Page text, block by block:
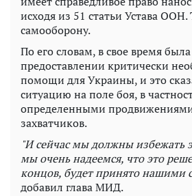
исходя из 51 статьи Устава ООН.
самооборону.
По его словам, в свое время
предоставлении критически
помощи для Украины, и это
ситуацию на поле боя, в
определенными
захватчиков.
"И сейчас мы должны избежать
мы очень надеемся, что это
концов, будет принято нашими
добавил глава МИД.